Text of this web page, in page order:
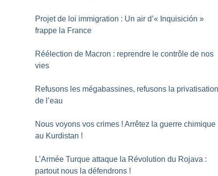
Projet de loi immigration : Un air d’« Inquisición »
frappe la France
Réélection de Macron : reprendre le contrôle de nos
vies
Refusons les mégabassines, refusons la
de l’eau
Nous voyons vos crimes ! Arrêtez la guerre chimique
au Kurdistan !
L’Armée Turque attaque la Révolution du Rojava :
partout nous la défendrons !